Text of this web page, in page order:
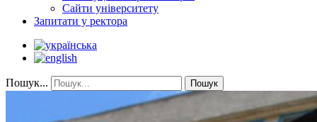
Сайти університету
Запитати у ректора
Пошук... Пошук